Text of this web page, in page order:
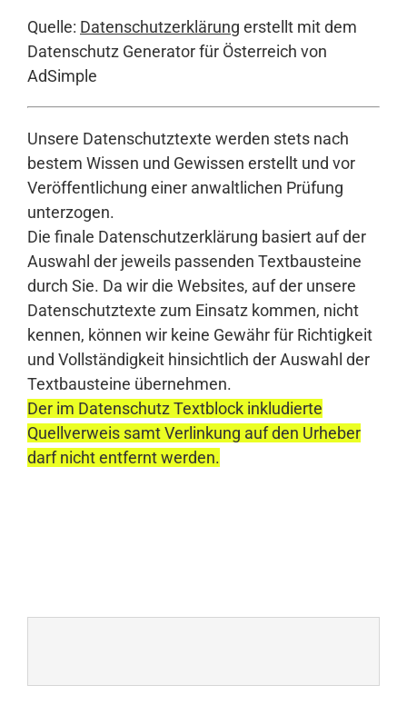
Quelle: Datenschutzerklärung erstellt mit dem
Datenschutz Generator für Österreich von
AdSimple
Unsere Datenschutztexte werden stets nach
bestem Wissen und Gewissen erstellt und vor
Veröffentlichung einer anwaltlichen Prüfung
unterzogen.
Die finale Datenschutzerklärung basiert auf der
Auswahl der jeweils passenden Textbausteine
durch Sie. Da wir die Websites, auf der unsere
Datenschutztexte zum Einsatz kommen, nicht
kennen, können wir keine Gewähr für Richtigkeit
und Vollständigkeit hinsichtlich der Auswahl der
Textbausteine übernehmen.
Der im Datenschutz Textblock inkludierte
Quellverweis samt Verlinkung auf den Urheber
darf nicht entfernt werden.